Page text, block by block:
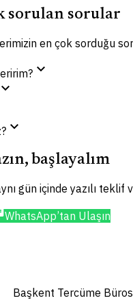
sorulan sorular
en çok sorduğu
expand_more
expand_more
başlayalım
gün içinde yazılı teklif
WhatsApp’tan Ulaşın
Başkent Tercüme